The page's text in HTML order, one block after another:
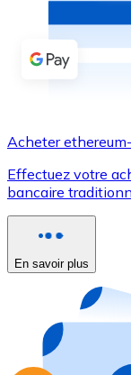
Virement
Ajoutez des
Utilisez les
Acheter
Boutique -
Achetez
Aller à la
Acheter
Effectuez votre
bancaire
En savoir plus